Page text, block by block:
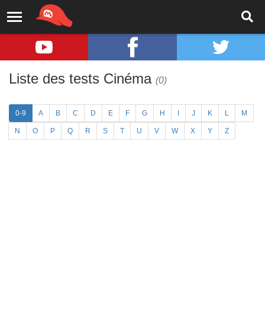
Liste des tests Cinéma (0)
0-9 A B C D E F G H J K L M
N O P Q R S T U V W X Y Z